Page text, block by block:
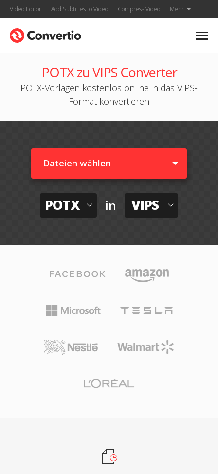
Video Editor Add Subtitles to Video Compress Video Mehr
POTX zu VIPS Converter
POTX-Vorlagen kostenlos online in das VIPS-
Format konvertieren
Dateien wählen
POTX in VIPS